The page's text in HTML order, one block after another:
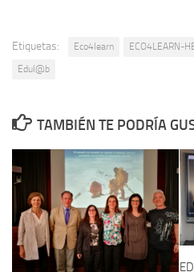
Etiquetas: Eco4learn ECO4LEARN-
Edul@b
TAMBIÉN TE PODRÍA